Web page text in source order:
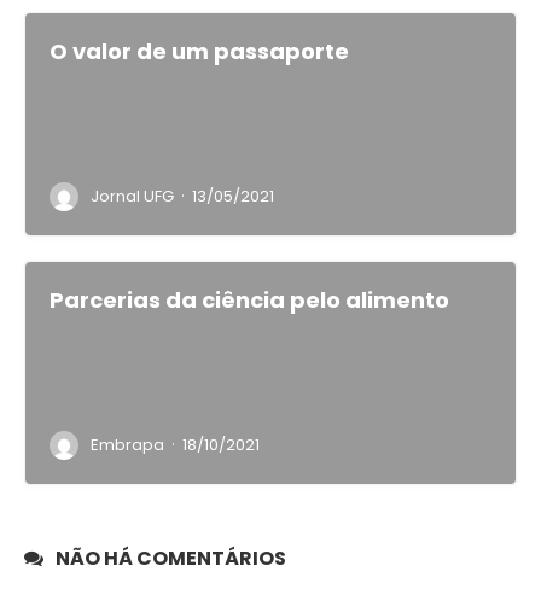
O valor de um passaporte
Jornal UFG · 13/05/2021
Parcerias da ciência pelo alimento
Embrapa · 18/10/2021
NÃO HÁ COMENTÁRIOS